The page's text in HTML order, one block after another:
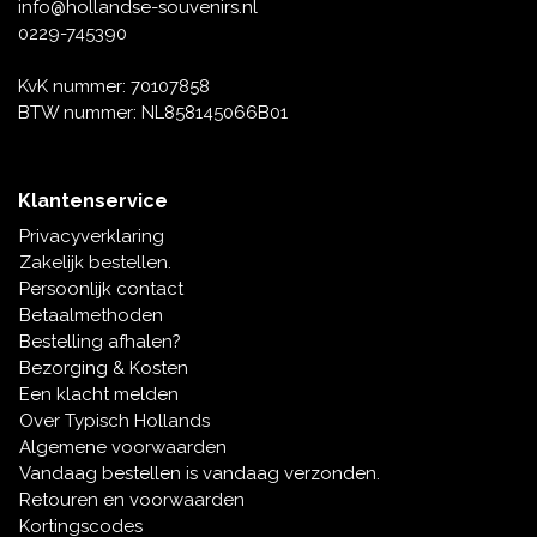
Koninghuis artikelen
Wandborden - Gekleurd en Delfts blauw
Peper en Zout stelletjes
Speelkaarten
Delfts blauwe magneten
Delfts blauwe Fashionitems
info@hollandse-souvenirs.nl
0229-745390
KvK nummer: 70107858
BTW nummer: NL858145066B01
Klantenservice
Privacyverklaring
Zakelijk bestellen.
Persoonlijk contact
Betaalmethoden
Bestelling afhalen?
Bezorging & Kosten
Een klacht melden
Over Typisch Hollands
Algemene voorwaarden
Vandaag bestellen is vandaag verzonden.
Retouren en voorwaarden
Kortingscodes